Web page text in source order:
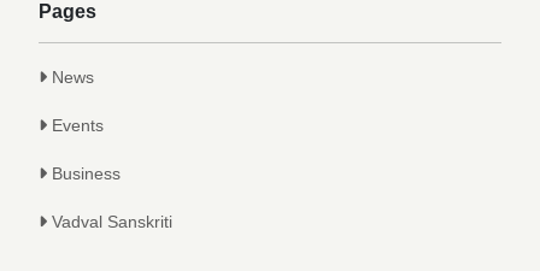
Pages
News
Events
Business
Vadval Sanskriti